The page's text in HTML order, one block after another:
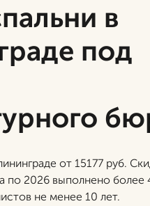
в
под
от 15177 руб.
по 2026 выполнено более
не менее 10 лет.